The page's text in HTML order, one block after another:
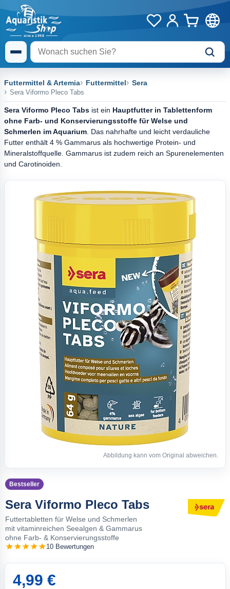
Futtermittel & Artemia Futtermittel Sera
Sera Viformo Pleco Tabs
Sera Viformo Pleco Tabs ist ein Hauptfutter in Tablettenform
ohne Farb- und Konservierungsstoffe für Welse und
Schmerlen im Aquarium . Das nahrhafte und leicht verdauliche
Futter enthält 4 % Gammarus als hochwertige Protein- und
Mineralstoffquelle. Gammarus ist zudem reich an Spurenelementen
und Carotinoiden.
Abbildung kann vom Original abweichen.
Bestseller
Sera Viformo Pleco Tabs
Futtertabletten für Welse und Schmerlen
mit vitaminreichen Seealgen & Gammarus
ohne Farb- & Konservierungsstoffe
10 Bewertungen
4,99 €